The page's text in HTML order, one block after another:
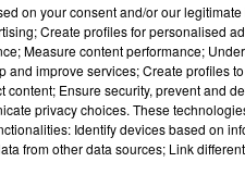
être l'idée de vous
de dormir en
en reste. Selon les
on your consent and/or our
Create profiles for personalised
Measure content performance;
improve services; Create profiles
Ensure security, prevent and
privacy choices. These
Identify devices based on
from other data sources; Link